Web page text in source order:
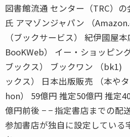
図書館流通 センター（TRC）
氏 アマゾンジャパン （
（ブックサービス） 紀伊國屋
BooKWeb） イー・ショッピン
ブックス） ブックワン （
ックス） 日本出版販売 （本や
hon） 59億円 推定50億円 推定
億円前後 − − 指定書店までの配
参加書店が独自に設定している